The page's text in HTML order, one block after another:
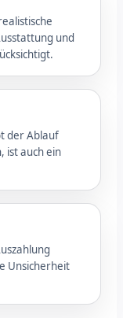
und
der Ablauf
ist auch ein
Unsicherheit